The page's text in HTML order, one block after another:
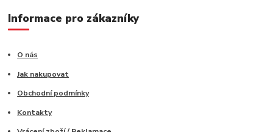
Informace pro zákazníky
O nás
Jak nakupovat
Obchodní podmínky
Kontakty